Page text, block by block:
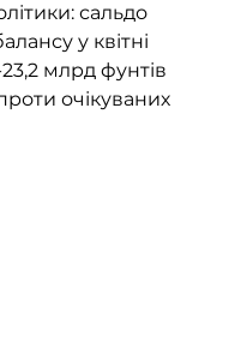
сальдо
у квітні
млрд фунтів
очікуваних